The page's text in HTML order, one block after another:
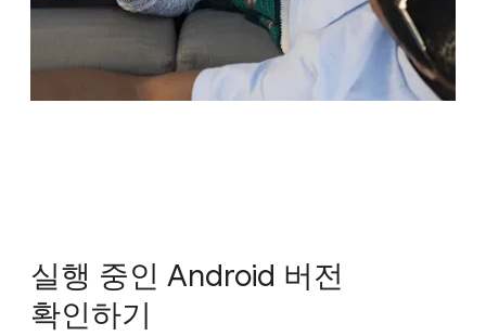
실행 중인 Android 버전
확인하기